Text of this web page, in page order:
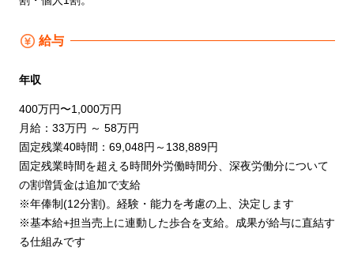
給与
年収
400万円〜1,000万円
月給：33万円 ～ 58万円
固定残業40時間：69,048円～138,889円
固定残業時間を超える時間外労働時間分、深夜労働分について
の割増賃金は追加で支給
※年俸制(12分割)。経験・能力を考慮の上、決定します
※基本給+担当売上に連動した歩合を支給。成果が給与に直結す
る仕組みです